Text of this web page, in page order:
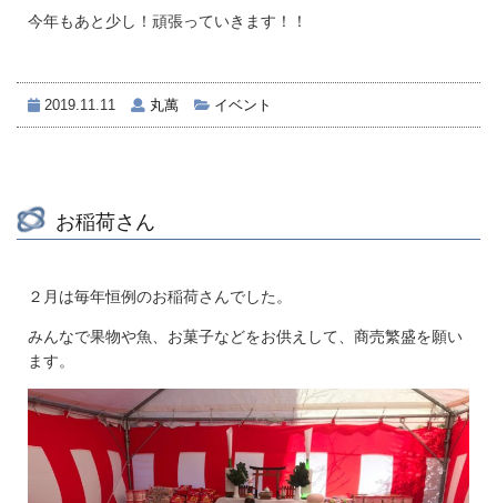
今年もあと少し！頑張っていきます！！
2019.11.11 丸萬 イベント
お稲荷さん
２月は毎年恒例のお稲荷さんでした。
みんなで果物や魚、お菓子などをお供えして、商売繁盛を願い
ます。